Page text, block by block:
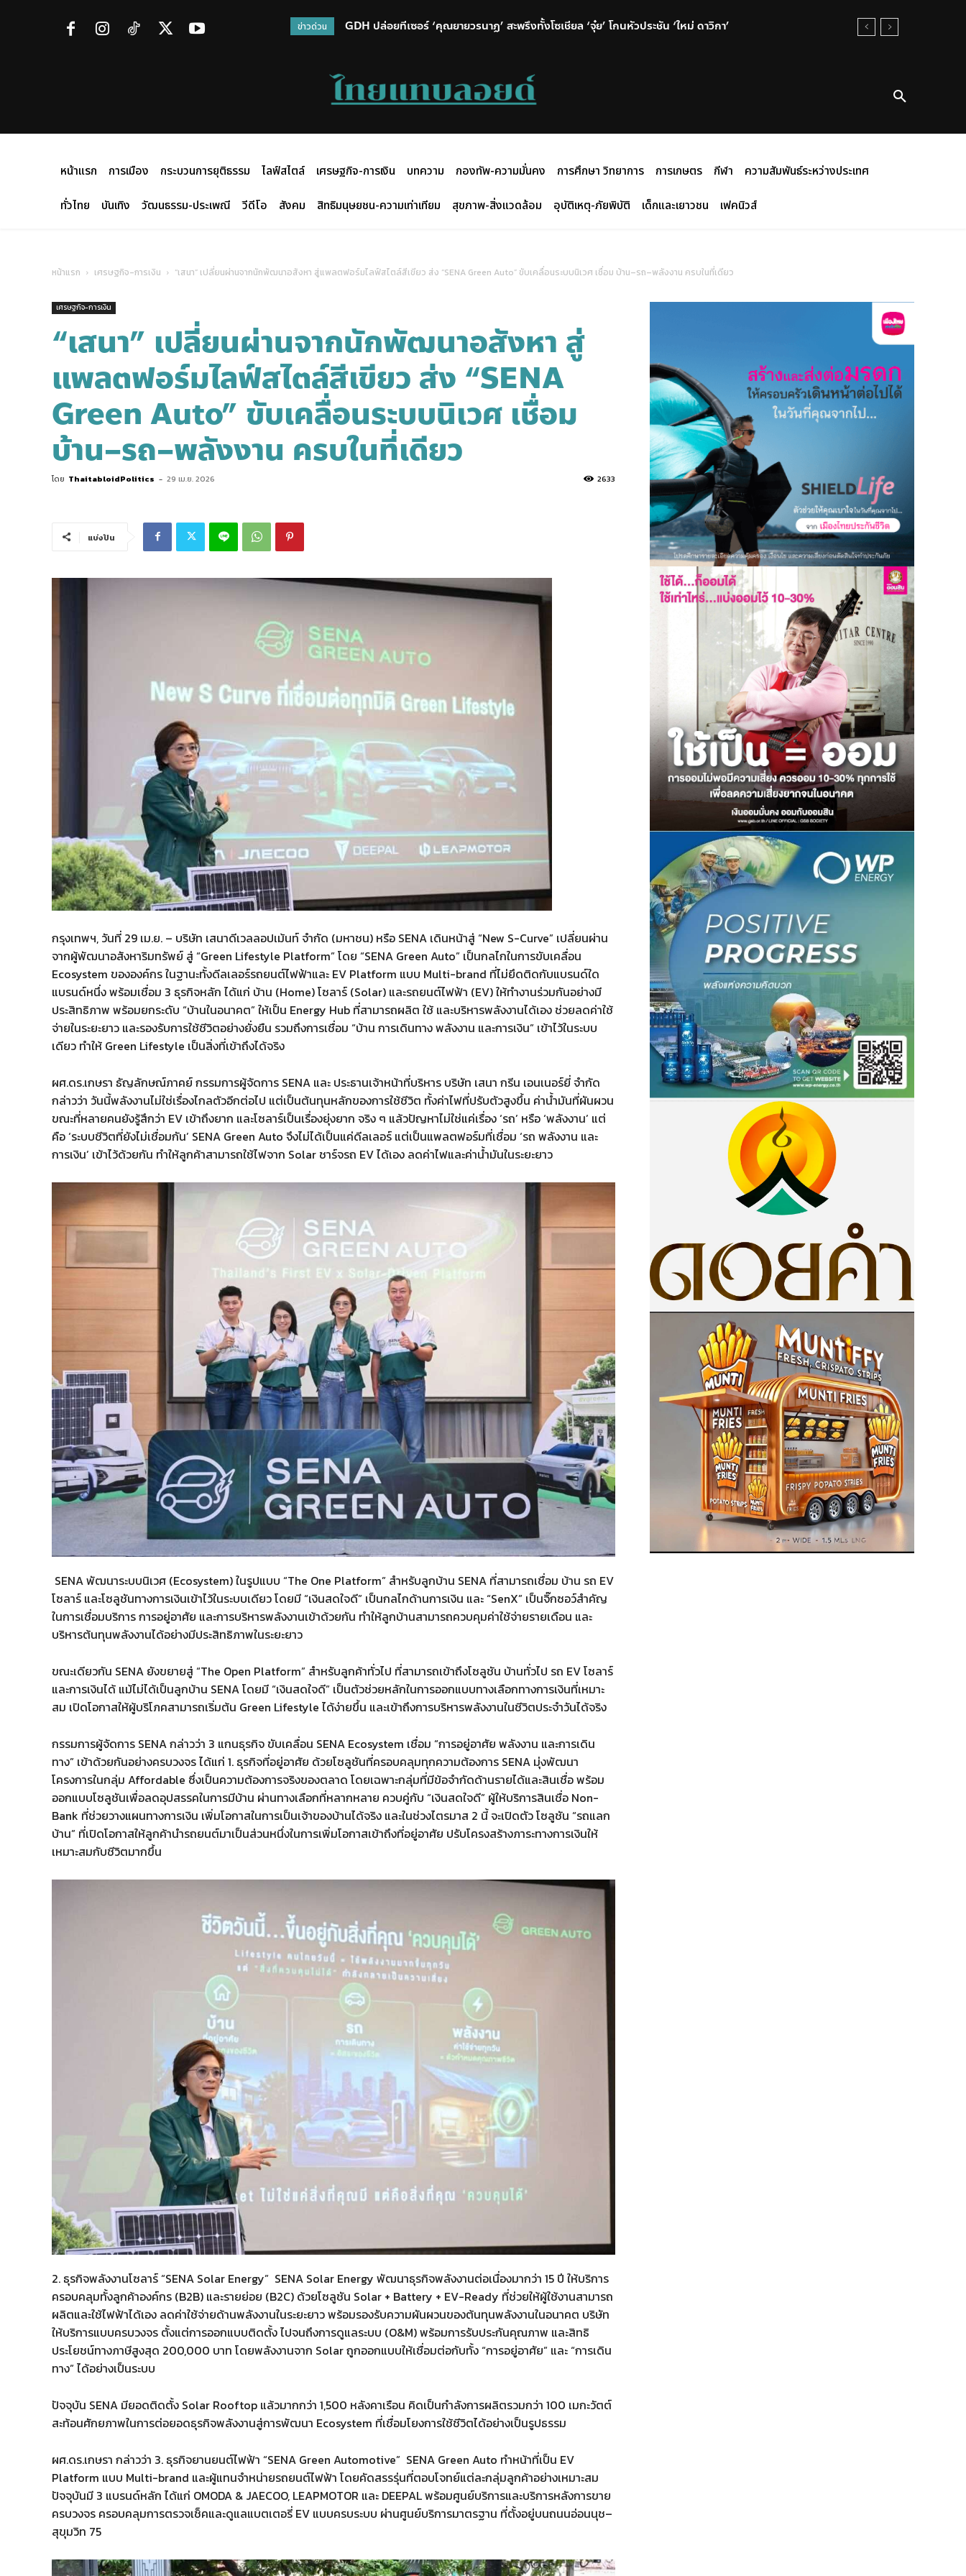
ข่าวด่วน อดีตอธิบดี สถ. ชิ่งหนีสื่อ หลังรับทราบข้อหาเสร็จ
หน้าแรก การเมือง กระบวนการยุติธรรม ไลฟ์สไตล์ เศรษฐกิจ-การเงิน บทความ กองทัพ-ความมั่นคง การศึกษา วิทยาการ การเกษตร กีฬา
ความสัมพันธ์ระหว่างประเทศ
ทั่วไทย
บันเทิง วัฒนธรรม-ประเพณี วีดีโอ สังคม สิทธิมนุษยชน-ความเท่าเทียม สุขภาพ-สิ่งแวดล้อม อุบัติเหตุ-ภัยพิบัติ เด็กและเยาวชน เฟคนิวส์
หน้าแรก เศรษฐกิจ-การเงิน “เสนา” เปลี่ยนผ่านจากนักพัฒนาอสังหา สู่แพลตฟอร์มไลฟ์สไตล์สีเขียว ส่ง “SENA Green Auto” ขับเคลื่อนระบบนิเวศ เชื่อม บ้าน–รถ–พลังงาน ครบในที่เดียว
เศรษฐกิจ-การเงิน
“เสนา” เปลี่ยนผ่านจากนักพัฒนาอสังหา สู่
แพลตฟอร์มไลฟ์สไตล์สีเขียว ส่ง “SENA
Green Auto” ขับเคลื่อนระบบนิเวศ เชื่อม
บ้าน–รถ–พลังงาน ครบในที่เดียว
โดย ThaitabloidPolitics - 29 เม.ย. 2026 2633
แบ่งปัน
กรุงเทพฯ, วันที่ 29 เม.ย. – บริษัท เสนาดีเวลลอปเม้นท์ จำกัด (มหาชน) หรือ SENA เดินหน้าสู่ “New S-Curve” เปลี่ยนผ่าน
จากผู้พัฒนาอสังหาริมทรัพย์ สู่ “Green Lifestyle Platform” โดย “SENA Green Auto” เป็นกลไกในการขับเคลื่อน
Ecosystem ขององค์กร ในฐานะทั้งดีลเลอร์รถยนต์ไฟฟ้าและ EV Platform แบบ Multi-brand ที่ไม่ยึดติดกับแบรนด์ใด
แบรนด์หนึ่ง พร้อมเชื่อม 3 ธุรกิจหลัก ได้แก่ บ้าน (Home) โซลาร์ (Solar) และรถยนต์ไฟฟ้า (EV) ให้ทำงานร่วมกันอย่างมี
ประสิทธิภาพ พร้อมยกระดับ “บ้านในอนาคต” ให้เป็น Energy Hub ที่สามารถผลิต ใช้ และบริหารพลังงานได้เอง ช่วยลดค่าใช้
จ่ายในระยะยาว และรองรับการใช้ชีวิตอย่างยั่งยืน รวมถึงการเชื่อม “บ้าน การเดินทาง พลังงาน และการเงิน” เข้าไว้ในระบบ
เดียว ทำให้ Green Lifestyle เป็นสิ่งที่เข้าถึงได้จริง
ผศ.ดร.เกษรา ธัญลักษณ์ภาคย์ กรรมการผู้จัดการ SENA และ ประธานเจ้าหน้าที่บริหาร บริษัท เสนา กรีน เอนเนอร์ยี่ จำกัด
กล่าวว่า วันนี้พลังงานไม่ใช่เรื่องไกลตัวอีกต่อไป แต่เป็นต้นทุนหลักของการใช้ชีวิต ทั้งค่าไฟที่ปรับตัวสูงขึ้น ค่าน้ำมันที่ผันผวน
ขณะที่หลายคนยังรู้สึกว่า EV เข้าถึงยาก และโซลาร์เป็นเรื่องยุ่งยาก จริง ๆ แล้วปัญหาไม่ใช่แค่เรื่อง ‘รถ’ หรือ ‘พลังงาน’ แต่
คือ ‘ระบบชีวิตที่ยังไม่เชื่อมกัน’ SENA Green Auto จึงไม่ได้เป็นแค่ดีลเลอร์ แต่เป็นแพลตฟอร์มที่เชื่อม ‘รถ พลังงาน และ
การเงิน’ เข้าไว้ด้วยกัน ทำให้ลูกค้าสามารถใช้ไฟจาก Solar ชาร์จรถ EV ได้เอง ลดค่าไฟและค่าน้ำมันในระยะยาว
SENA พัฒนาระบบนิเวศ (Ecosystem) ในรูปแบบ “The One Platform” สำหรับลูกบ้าน SENA ที่สามารถเชื่อม บ้าน รถ EV
โซลาร์ และโซลูชันทางการเงินเข้าไว้ในระบบเดียว โดยมี “เงินสดใจดี” เป็นกลไกด้านการเงิน และ “SenX” เป็นจิ๊กซอว์สำคัญ
ในการเชื่อมบริการ การอยู่อาศัย และการบริหารพลังงานเข้าด้วยกัน ทำให้ลูกบ้านสามารถควบคุมค่าใช้จ่ายรายเดือน และ
บริหารต้นทุนพลังงานได้อย่างมีประสิทธิภาพในระยะยาว
ขณะเดียวกัน SENA ยังขยายสู่ “The Open Platform” สำหรับลูกค้าทั่วไป ที่สามารถเข้าถึงโซลูชัน บ้านทั่วไป รถ EV โซลาร์
และการเงินได้ แม้ไม่ได้เป็นลูกบ้าน SENA โดยมี “เงินสดใจดี” เป็นตัวช่วยหลักในการออกแบบทางเลือกทางการเงินที่เหมาะ
สม เปิดโอกาสให้ผู้บริโภคสามารถเริ่มต้น Green Lifestyle ได้ง่ายขึ้น และเข้าถึงการบริหารพลังงานในชีวิตประจำวันได้จริง
กรรมการผู้จัดการ SENA กล่าวว่า 3 แกนธุรกิจ ขับเคลื่อน SENA Ecosystem เชื่อม “การอยู่อาศัย พลังงาน และการเดิน
ทาง” เข้าด้วยกันอย่างครบวงจร ได้แก่ 1. ธุรกิจที่อยู่อาศัย ด้วยโซลูชันที่ครอบคลุมทุกความต้องการ SENA มุ่งพัฒนา
โครงการในกลุ่ม Affordable ซึ่งเป็นความต้องการจริงของตลาด โดยเฉพาะกลุ่มที่มีข้อจำกัดด้านรายได้และสินเชื่อ พร้อม
ออกแบบโซลูชันเพื่อลดอุปสรรคในการมีบ้าน ผ่านทางเลือกที่หลากหลาย ควบคู่กับ “เงินสดใจดี” ผู้ให้บริการสินเชื่อ Non-
Bank ที่ช่วยวางแผนทางการเงิน เพิ่มโอกาสในการเป็นเจ้าของบ้านได้จริง และในช่วงไตรมาส 2 นี้ จะเปิดตัว โซลูชัน “รถแลก
บ้าน” ที่เปิดโอกาสให้ลูกค้านำรถยนต์มาเป็นส่วนหนึ่งในการเพิ่มโอกาสเข้าถึงที่อยู่อาศัย ปรับโครงสร้างภาระทางการเงินให้
เหมาะสมกับชีวิตมากขึ้น
2. ธุรกิจพลังงานโซลาร์ “SENA Solar Energy” SENA Solar Energy พัฒนาธุรกิจพลังงานต่อเนื่องมากว่า 15 ปี ให้บริการ
ครอบคลุมทั้งลูกค้าองค์กร (B2B) และรายย่อย (B2C) ด้วยโซลูชัน Solar + Battery + EV-Ready ที่ช่วยให้ผู้ใช้งานสามารถ
ผลิตและใช้ไฟฟ้าได้เอง ลดค่าใช้จ่ายด้านพลังงานในระยะยาว พร้อมรองรับความผันผวนของต้นทุนพลังงานในอนาคต บริษัท
ให้บริการแบบครบวงจร ตั้งแต่การออกแบบติดตั้ง ไปจนถึงการดูแลระบบ (O&M) พร้อมการรับประกันคุณภาพ และสิทธิ
ประโยชน์ทางภาษีสูงสุด 200,000 บาท โดยพลังงานจาก Solar ถูกออกแบบให้เชื่อมต่อกับทั้ง “การอยู่อาศัย” และ “การเดิน
ทาง” ได้อย่างเป็นระบบ
ปัจจุบัน SENA มียอดติดตั้ง Solar Rooftop แล้วมากกว่า 1,500 หลังคาเรือน คิดเป็นกำลังการผลิตรวมกว่า 100 เมกะวัตต์
สะท้อนศักยภาพในการต่อยอดธุรกิจพลังงานสู่การพัฒนา Ecosystem ที่เชื่อมโยงการใช้ชีวิตได้อย่างเป็นรูปธรรม
ผศ.ดร.เกษรา กล่าวว่า 3. ธุรกิจยานยนต์ไฟฟ้า “SENA Green Automotive” SENA Green Auto ทำหน้าที่เป็น EV
Platform แบบ Multi-brand และผู้แทนจำหน่ายรถยนต์ไฟฟ้า โดยคัดสรรรุ่นที่ตอบโจทย์แต่ละกลุ่มลูกค้าอย่างเหมาะสม
ปัจจุบันมี 3 แบรนด์หลัก ได้แก่ OMODA & JAECOO, LEAPMOTOR และ DEEPAL พร้อมศูนย์บริการและบริการหลังการขาย
ครบวงจร ครอบคลุมการตรวจเช็คและดูแลแบตเตอรี่ EV แบบครบระบบ ผ่านศูนย์บริการมาตรฐาน ที่ตั้งอยู่บนถนนอ่อนนุช–
สุขุมวิท 75